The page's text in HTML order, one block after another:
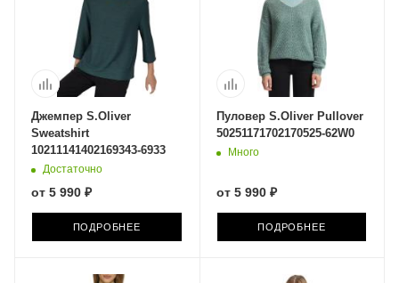
Джемпер S.Oliver
Sweatshirt
10211141402169343-6933
Достаточно
от 5 990 ₽
ПОДРОБНЕЕ
Пуловер S.Oliver Pullover
50251171702170525-62W0
Много
от 5 990 ₽
ПОДРОБНЕЕ